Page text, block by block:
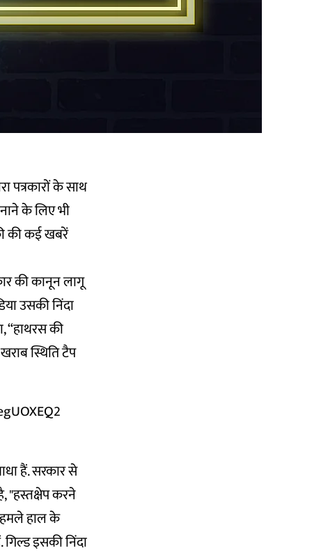
पत्रकारों के साथ
के लिए भी
की कई खबरें
की कानून लागू
उसकी निंदा
“हाथरस की
स्थिति टैप
हैं. सरकार से
"हस्तक्षेप करने
हमले हाल के
इसकी निंदा